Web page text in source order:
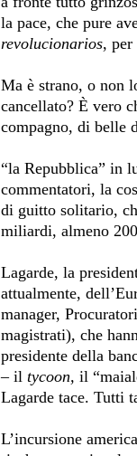
la pace, che pure
revolucionarios,
Ma è strano, o non
cancellato? È vero
compagno, di belle
“la Repubblica” in
commentatori, la
di guitto solitario,
miliardi, almeno
Lagarde, la
attualmente,
manager,
magistrati), che
presidente della
– iltycoon,il
Lagarde tace. Tutti
L’incursione